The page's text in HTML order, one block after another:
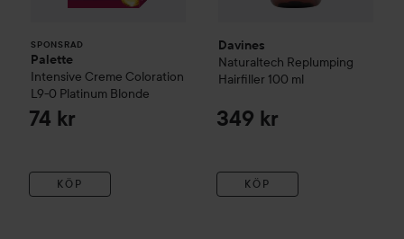
SPONSRAD
Palette
Intensive Creme Coloration
L9-0 Platinum Blonde
74 kr
KÖP
Davines
Naturaltech Replumping
Hairfiller 100 ml
349 kr
KÖP